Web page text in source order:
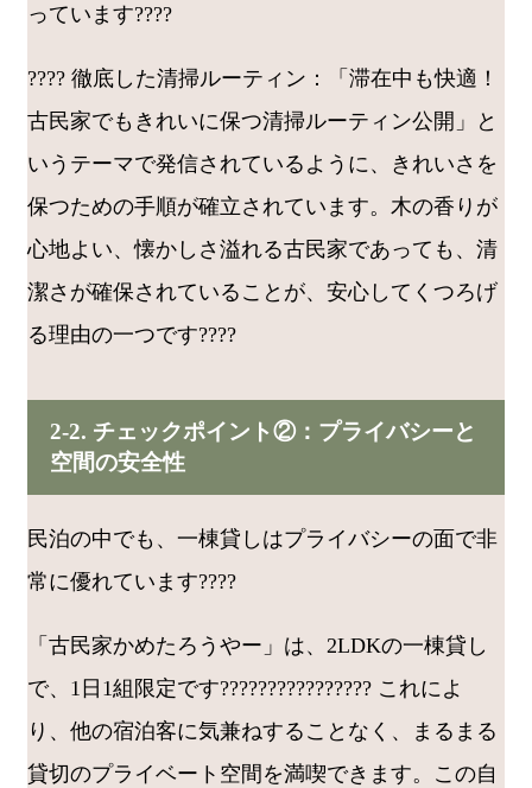
っています????
???? 徹底した清掃ルーティン：「滞在中も快適！
古民家でもきれいに保つ清掃ルーティン公開」と
いうテーマで発信されているように、きれいさを
保つための手順が確立されています。木の香りが
心地よい、懐かしさ溢れる古民家であっても、清
潔さが確保されていることが、安心してくつろげ
る理由の一つです????
2-2. チェックポイント②：プライバシーと
空間の安全性
民泊の中でも、一棟貸しはプライバシーの面で非
常に優れています????
「古民家かめたろうやー」は、2LDKの一棟貸し
で、1日1組限定です????‍????‍????‍???? これによ
り、他の宿泊客に気兼ねすることなく、まるまる
貸切のプライベート空間を満喫できます。この自